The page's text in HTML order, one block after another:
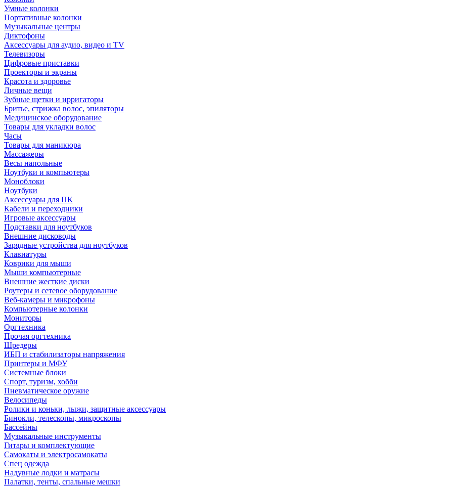
Умные колонки
Портативные колонки
Музыкальные центры
Диктофоны
Аксессуары для аудио, видео и TV
Телевизоры
Цифровые приставки
Проекторы и экраны
Красота и здоровье
Личные вещи
Зубные щетки и ирригаторы
Бритье, стрижка волос, эпиляторы
Медицинское оборудование
Товары для укладки волос
Часы
Товары для маникюра
Массажеры
Весы напольные
Ноутбуки и компьютеры
Моноблоки
Ноутбуки
Аксессуары для ПК
Кабели и переходники
Игровые аксессуары
Подставки для ноутбуков
Внешние дисководы
Зарядные устройства для ноутбуков
Клавиатуры
Коврики для мыши
Мыши компьютерные
Внешние жесткие диски
Роутеры и сетевое оборудование
Веб-камеры и микрофоны
Компьютерные колонки
Мониторы
Оргтехника
Прочая оргтехника
Шредеры
ИБП и стабилизаторы напряжения
Принтеры и МФУ
Системные блоки
Спорт, туризм, хобби
Пневматическое оружие
Велосипеды
Ролики и коньки, лыжи, защитные аксессуары
Бинокли, телескопы, микроскопы
Бассейны
Музыкальные инструменты
Гитары и комплектующие
Самокаты и электросамокаты
Спец одежда
Надувные лодки и матрасы
Палатки, тенты, спальные мешки